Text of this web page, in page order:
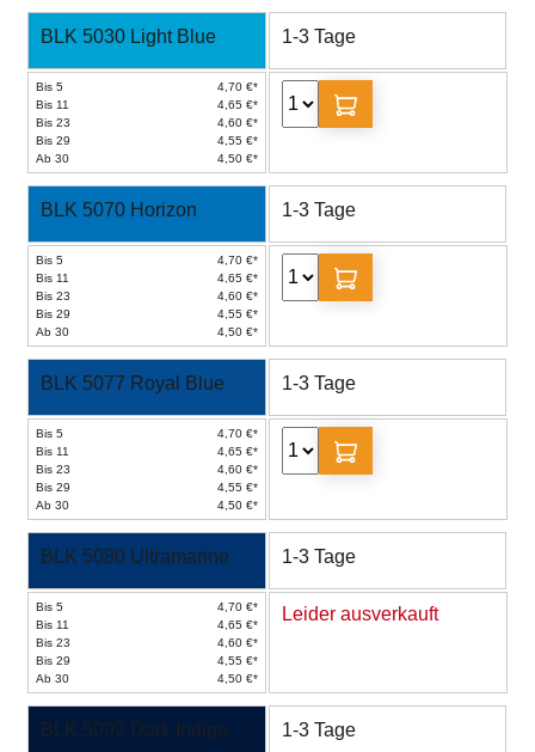
BLK 5030 Light Blue 1-3 Tage
Bis 5
4,70 €*
Bis 11
4,65 €*
Bis 23
4,60 €*
Bis 29
4,55 €*
Ab 30
4,50 €*
BLK 5070 Horizon 1-3 Tage
Bis 5
4,70 €*
Bis 11
4,65 €*
Bis 23
4,60 €*
Bis 29
4,55 €*
Ab 30
4,50 €*
BLK 5077 Royal Blue 1-3 Tage
Bis 5
4,70 €*
Bis 11
4,65 €*
Bis 23
4,60 €*
Bis 29
4,55 €*
Ab 30
4,50 €*
BLK 5080 Ultramarine 1-3 Tage
Bis 5
4,70 €*
Bis 11
4,65 €*
Bis 23
4,60 €*
Bis 29
4,55 €*
Ab 30
4,50 €*
Leider ausverkauft
BLK 5092 Dark Indigo 1-3 Tage